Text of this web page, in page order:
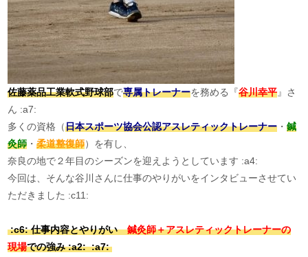
佐藤薬品工業軟式野球部で専属トレーナーを務める『谷川幸平』さ
ん :a7:
多くの資格（日本スポーツ協会公認アスレティックトレーナー ・鍼
灸師 ・柔道整復師）を有し、
奈良の地で２年目のシーズンを迎えようとしています :a4:
今回は、そんな谷川さんに仕事のやりがいをインタビューさせてい
ただきました :c11:
:c6: 仕事内容とやりがい鍼灸師＋アスレティックトレーナーの
現場での強み :a2: :a7: